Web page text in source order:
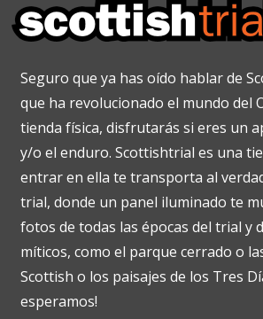
Seguro que ya has oído hablar de
que ha revolucionado el mundo del
tienda física, disfrutarás si eres un
y/o el enduro. Scottishtrial es una
entrar en ella te transporta al
trial, donde un panel iluminado te
fotos de todas las épocas del trial y
míticos, como el parque cerrado o
Scottish o los paisajes de los Tres
esperamos!